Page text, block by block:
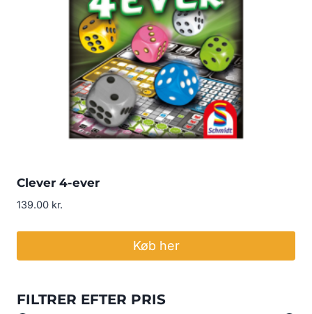
Clever 4-ever
139.00 kr.
Køb her
FILTRER EFTER PRIS